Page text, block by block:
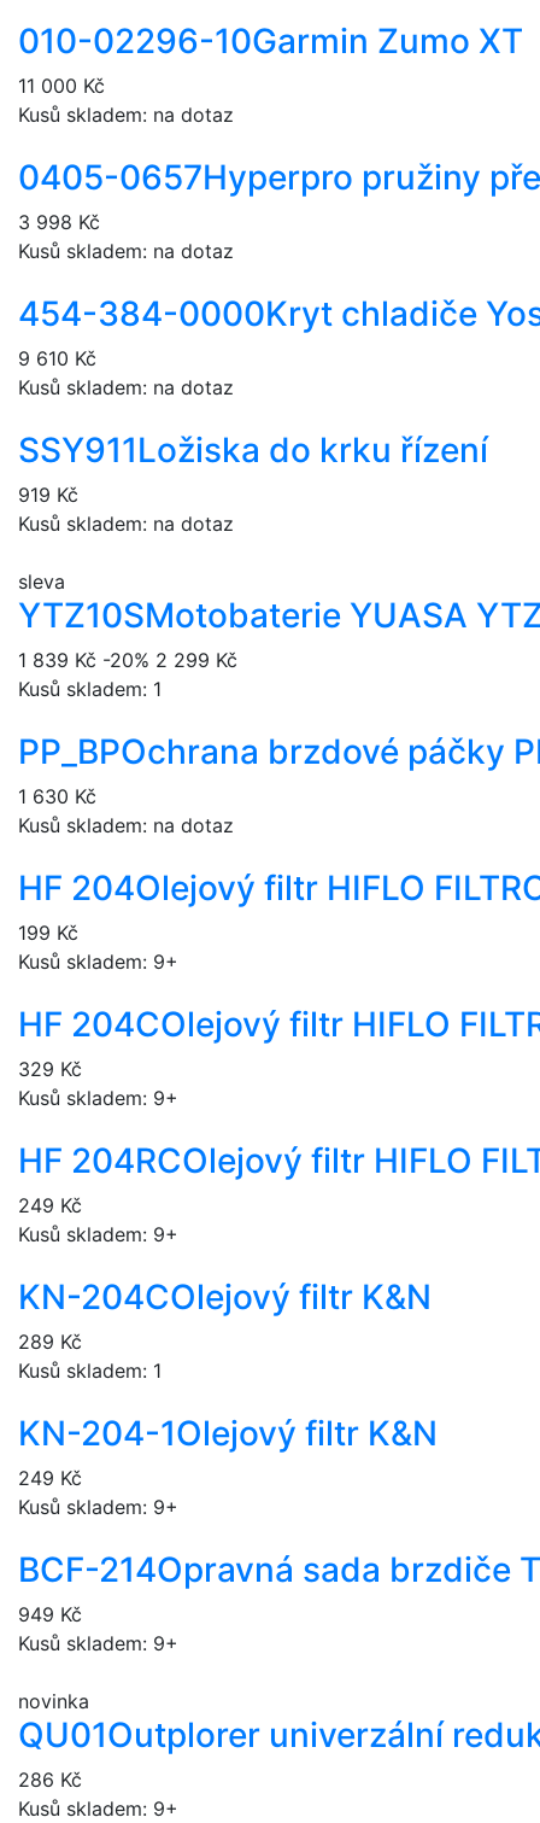
010-02296-10Garmin Zumo XT
11 000 Kč
Kusů skladem: na dotaz
0405-0657Hyperpro pružiny
3 998 Kč
Kusů skladem: na dotaz
454-384-0000Kryt chladiče
9 610 Kč
Kusů skladem: na dotaz
SSY911Ložiska do krku řízení
919 Kč
Kusů skladem: na dotaz
sleva
YTZ10SMotobaterie YUASA
1 839 Kč -20% 2 299 Kč
Kusů skladem: 1
PP_BPOchrana brzdové páčky
1 630 Kč
Kusů skladem: na dotaz
HF 204Olejový filtr HIFLO
199 Kč
Kusů skladem: 9+
HF 204COlejový filtr HIFLO
329 Kč
Kusů skladem: 9+
HF 204RCOlejový filtr HIFLO
249 Kč
Kusů skladem: 9+
KN-204COlejový filtr K&N
289 Kč
Kusů skladem: 1
KN-204-1Olejový filtr K&N
249 Kč
Kusů skladem: 9+
BCF-214Opravná sada brzdiče
949 Kč
Kusů skladem: 9+
novinka
QU01Outplorer univerzální
286 Kč
Kusů skladem: 9+